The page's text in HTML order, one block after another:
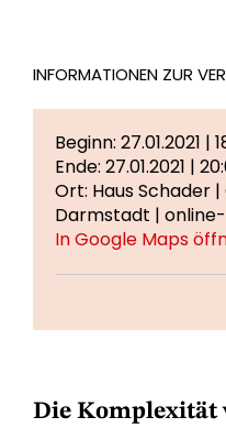
INFORMATIONEN ZUR
Beginn: 27.01.2021 |
Ende: 27.01.2021 |
Ort: Haus Schader
Darmstadt |
In Google Maps
Die Komplexität